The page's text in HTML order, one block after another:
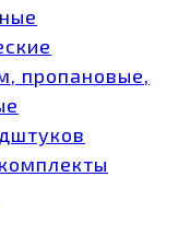
пропановые,